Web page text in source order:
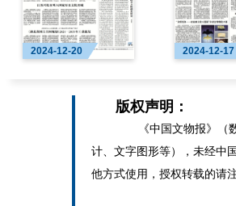
2024-12-20 2024-12-17
版权声明：
《中国文物报》（数
计、文字图形等），未经中
他方式使用，授权转载的请